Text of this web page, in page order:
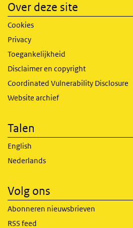
Over deze site
Cookies
Privacy
Toegankelijkheid
Disclaimer en copyright
Coordinated Vulnerability Disclosure
Website archief
Talen
English
Nederlands
Volg ons
Abonneren nieuwsbrieven
RSS feed